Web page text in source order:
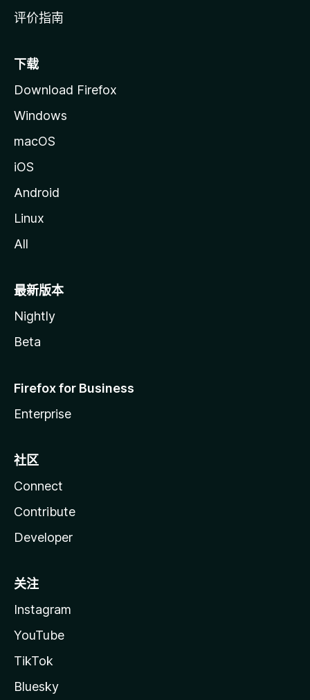
评价指南
下载
Download Firefox
Windows
macOS
iOS
Android
Linux
All
最新版本
Nightly
Beta
Firefox for Business
Enterprise
社区
Connect
Contribute
Developer
关注
Instagram
YouTube
TikTok
Bluesky